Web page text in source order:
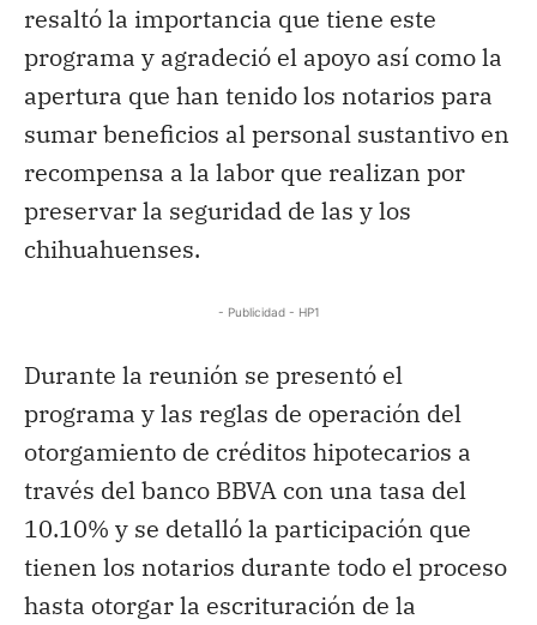
resaltó la importancia que tiene este
programa y agradeció el apoyo así como la
apertura que han tenido los notarios para
sumar beneficios al personal sustantivo en
recompensa a la labor que realizan por
preservar la seguridad de las y los
chihuahuenses.
- Publicidad - HP1
Durante la reunión se presentó el
programa y las reglas de operación del
otorgamiento de créditos hipotecarios a
través del banco BBVA con una tasa del
10.10% y se detalló la participación que
tienen los notarios durante todo el proceso
hasta otorgar la escrituración de la